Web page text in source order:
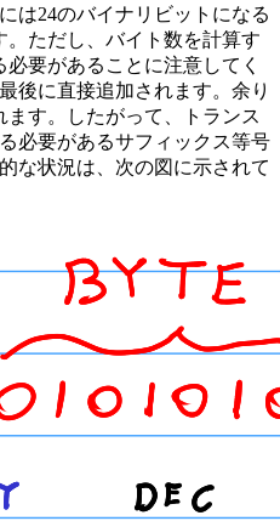
は24のバイナリビットになる
。ただし、バイト数を計算す
要があることに注意してく
後に直接追加されます。余り
ます。したがって、トランス
必要があるサフィックス等号
な状況は、次の図に示されて